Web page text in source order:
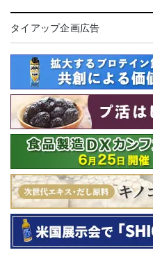
タイアップ企画広告